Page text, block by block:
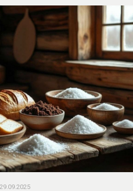
29.09.2025